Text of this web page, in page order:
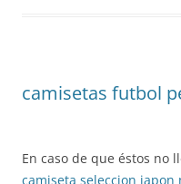
camisetas futbol
En caso de que éstos no
camiseta seleccion japon